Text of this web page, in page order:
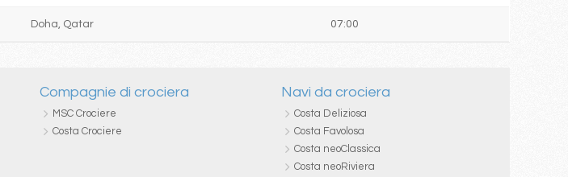
Doha, Qatar 07:00
Compagnie di crociera
MSC Crociere
Costa Crociere
Navi da crociera
Costa Deliziosa
Costa Favolosa
Costa neoClassica
Costa neoRiviera